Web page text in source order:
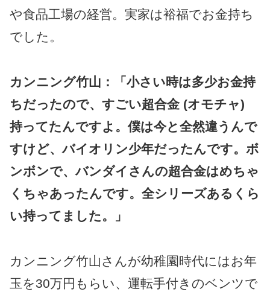
や食品工場の経営。実家は裕福でお金持ち
でした。
カンニング竹山：「小さい時は多少お金持
ちだったので、すごい超合金 (オモチャ)
持ってたんですよ。僕は今と全然違うんで
すけど、バイオリン少年だったんです。ボ
ンボンで、バンダイさんの超合金はめちゃ
くちゃあったんです。全シリーズあるくら
い持ってました。」
カンニング竹山さんが幼稚園時代にはお年
玉を30万円もらい、運転手付きのベンツで